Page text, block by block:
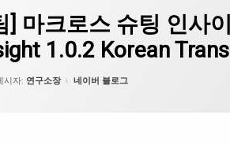
] 마크로스 슈팅 인사
1.0.2 Korean
시자: 연구소장 카테고리:
네이버 블로그